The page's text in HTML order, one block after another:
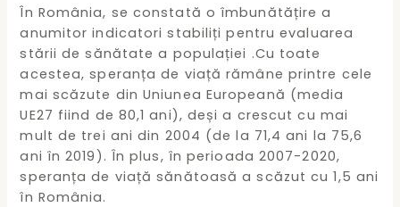
În România, se constată o îmbunătățire a
anumitor indicatori stabiliți pentru evaluarea
stării de sănătate a populației .Cu toate
acestea, speranța de viață rămâne printre cele
mai scăzute din Uniunea Europeană (media
UE27 fiind de 80,1 ani), deși a crescut cu mai
mult de trei ani din 2004 (de la 71,4 ani la 75,6
ani în 2019). În plus, în perioada 2007-2020,
speranța de viață sănătoasă a scăzut cu 1,5 ani
în România.